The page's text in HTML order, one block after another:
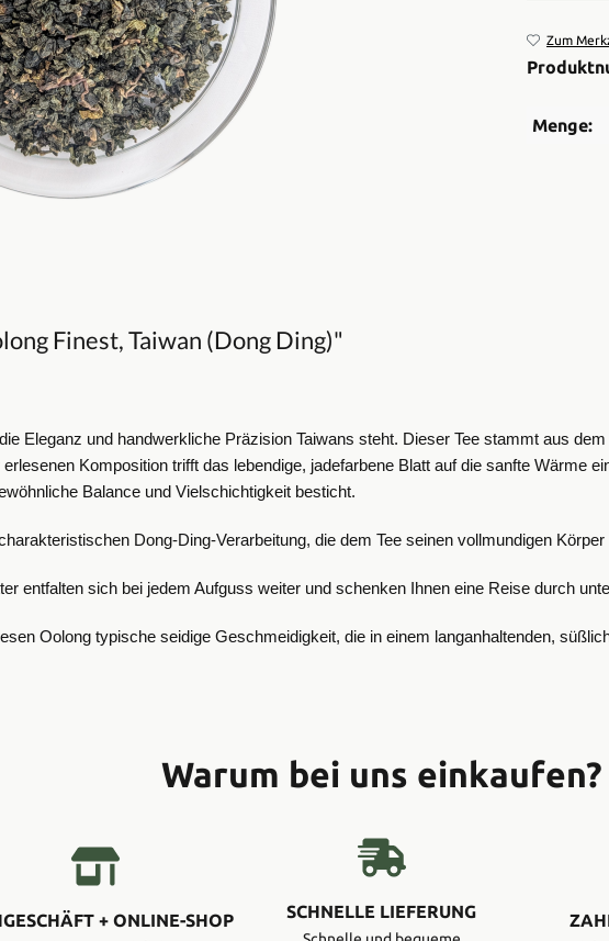
Zum
Menge:
Finest, Taiwan (Dong Ding)"
Eleganz und handwerkliche Präzision Taiwans steht. Dieser Tee stammt aus
Komposition trifft das lebendige, jadefarbene Blatt auf die sanfte Wärme
Balance und Vielschichtigkeit besticht.
Dong-Ding-Verarbeitung, die dem Tee seinen vollmundigen
entfalten sich bei jedem Aufguss weiter und schenken Ihnen eine Reise durch
Oolong typische seidige Geschmeidigkeit, die in einem langanhaltenden,
Warum bei uns einkaufen?
+ ONLINE-SHOP SCHNELLE LIEFERUNG